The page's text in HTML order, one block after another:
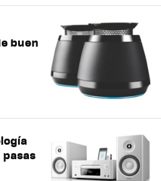
buen
pasas